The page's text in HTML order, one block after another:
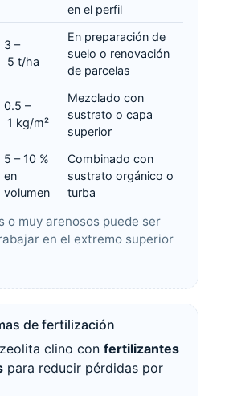
en el perfil
3 –
5 t/ha
En preparación de
suelo o renovación
de parcelas
0.5 –
1 kg/m²
Mezclado con
sustrato o capa
superior
5 – 10 %
en
volumen
Combinado con
sustrato orgánico o
turba
o muy arenosos puede ser
en el extremo superior
de fertilización
clino con fertilizantes
para reducir pérdidas por